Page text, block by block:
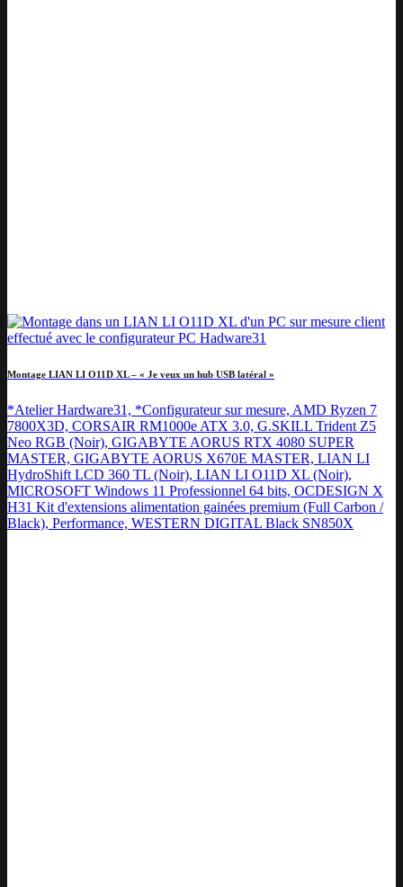
Montage LIAN LI O11D XL – « Je veux un hub USB latéral »
*Atelier Hardware31, *Configurateur sur mesure, AMD Ryzen 7
7800X3D, CORSAIR RM1000e ATX 3.0, G.SKILL Trident Z5
Neo RGB (Noir), GIGABYTE AORUS RTX 4080 SUPER
MASTER, GIGABYTE AORUS X670E MASTER, LIAN LI
HydroShift LCD 360 TL (Noir), LIAN LI O11D XL (Noir),
MICROSOFT Windows 11 Professionnel 64 bits, OCDESIGN X
H31 Kit d'extensions alimentation gainées premium (Full Carbon /
Black), Performance, WESTERN DIGITAL Black SN850X